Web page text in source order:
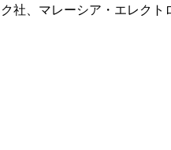
社、マレーシア・エレクト